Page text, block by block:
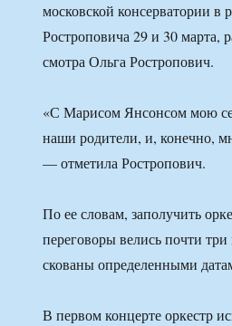
московской консерватории
Ростроповича 29 и 30 марта,
смотра Ольга Ростропович.
«С Марисом Янсонсом мою
наши родители, и, конечно,
— отметила Ростропович.
По ее словам, заполучить
переговоры велись почти
скованы определенными
В первом концерте оркестр